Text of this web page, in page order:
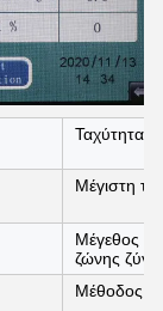
Ταχύτητα
Μέγιστη
Μέγεθος
ζώνης
Μέθοδος